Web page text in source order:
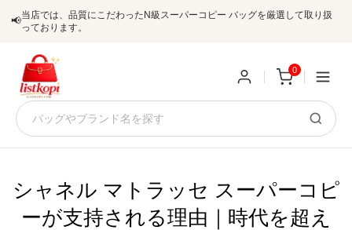
📢当店では、品質にこだわったN級スーパーコピー バッグを厳選して取り扱
っております。
新
0
シャネル マトラッセ スーパーコピ
ーが支持される理由｜時代を超え